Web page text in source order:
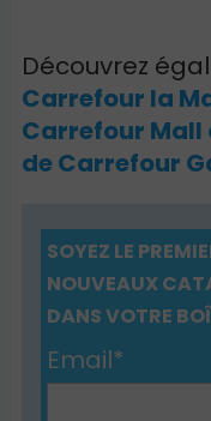
Découvrez
Carrefour la
Carrefour Mall
de Carrefour
SOYEZ LE
NOUVEAUX
DANS VOTRE
Email*